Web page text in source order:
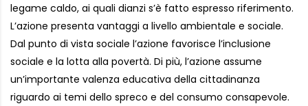
legame caldo, ai quali dianzi s’è fatto espresso riferimento.
L’azione presenta vantaggi a livello ambientale e sociale.
Dal punto di vista sociale l’azione favorisce l’inclusione
sociale e la lotta alla povertà. Di più, l’azione assume
un’importante valenza educativa della cittadinanza
riguardo ai temi dello spreco e del consumo consapevole.